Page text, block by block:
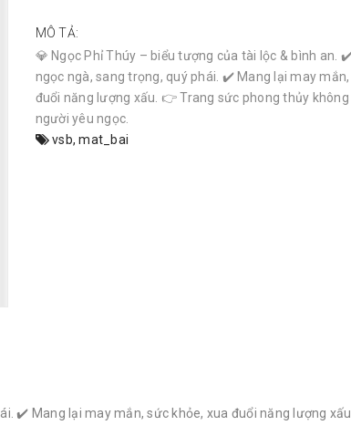
MÔ TẢ:
💎 Ngọc Phỉ Thúy – biểu tượng của tài lộc & bình an.
ngọc ngà, sang trọng, quý phái. ✔️ Mang lại may
đuổi năng lượng xấu. 👉 Trang sức phong thủy
người yêu ngọc.
vsb,mat_bai
✔️ Mang lại may mắn, sức khỏe, xua đuổi năng lượng